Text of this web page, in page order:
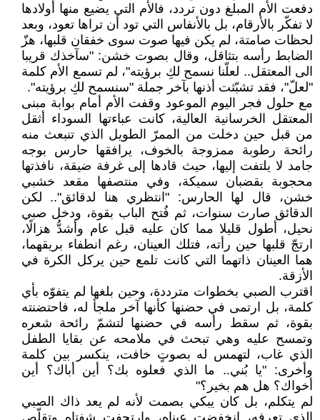
دفعت الأم المبلغ دون تردد، فالأم التي يضيع منها أولادها
لا تفكّر بالأرقام، بل بالأنفاس التي تود أن تراها تعود، وبعد
لحظات صامتة، لم يكن فيها صوت سوى خفقان قلبها، هزّ
الضابط رأسه بتثاقل، وقال بصوت خشن: "سآخذك قريبا
الى المعتقل.. لعلّنا نسمح لكِ برؤيته"، لم تسمع الأم كلمة
"لعلّ"، فقد تشبّثت أذنها بآخر جملة "سنسمح لكِ برؤيته".
مع حلول فجر اليوم الموعود وقفت الأم أمام بوابة مبنى
المعتقل الخرسانية العالية، كانت عباءتها السوداء أثقل
من قبل حين دخلت من الممرّ الطويل الذي تنبعث منه
رائحة رطوبة ممزوجة بالخوف، يرافقها حارس بوجه
جامد لا يلتفت إليها، حيث قادها إلى غرفة ضيقة، نافذتها
محجوبة بقضبان سميكة، وفي منتصفها مقعد خشبي
خشن، قال لها الحارس: "انتظري هنا لدقائق".. لكن
الدقائق صارت سنوات، ثم فُتح الباب بقوة، ودخل صبي
نحيل، أطول قليلا مما كان عليه قبل عام وأشدُّ هزالًا،
ارتجّ قلبها حين رأته، فتلك العينان، رغم انطفاء بريقهما،
هما العينان ذاتهما التي كانت تلمع حين يركل الكرة في
الأزقة.
اقترب الصبي بخطوات مترددة، وحين بلغها لم يتفوّه بأي
كلمة، بل ارتمى في حضنها كأنها آخر ملجأ له، فاحتضنته
بقوة، ثم سقط رأسه في حضنها لتشمّ رائحة شعره
وتمسح عليه وهي تبحث في ملامحه عن بقايا الطفل
الذي غاب، لتهمس له بصوتٍ خافت، ينكسر بين كلمة
وأخرى: "يا بُني.. ما الذي فعلوه بك؟ أين أباك؟ أين
أخواك؟ هل هم بخير؟"
لم يتكلم، بل كان يبكي بصمت لأنه لم يعد ذاك الصبي